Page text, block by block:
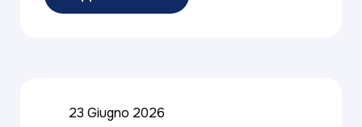
23 Giugno 2026